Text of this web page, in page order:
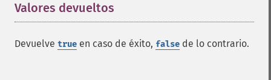
Valores devueltos
Devuelve true en caso de éxito, false de lo contrario.